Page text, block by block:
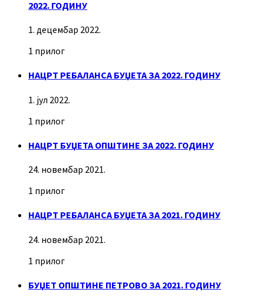
2022. ГОДИНУ
1. децембар 2022.
1 прилог
НАЦРТ РЕБАЛАНСА БУЏЕТА ЗА 2022. ГОДИНУ
1. јул 2022.
1 прилог
НАЦРТ БУЏЕТА ОПШТИНЕ ЗА 2022. ГОДИНУ
24. новембар 2021.
1 прилог
НАЦРТ РЕБАЛАНСА БУЏЕТА ЗА 2021. ГОДИНУ
24. новембар 2021.
1 прилог
БУЏЕТ ОПШТИНЕ ПЕТРОВО ЗА 2021. ГОДИНУ